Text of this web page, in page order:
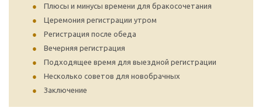
Плюсы и минусы времени для бракосочетания
Церемония регистрации утром
Регистрация после обеда
Вечерняя регистрация
Подходящее время для выездной регистрации
Несколько советов для новобрачных
Заключение